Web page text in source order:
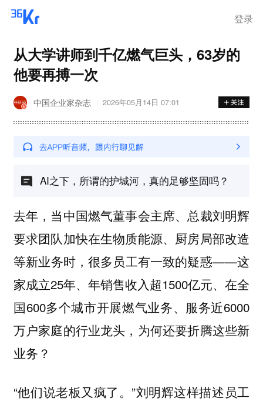
登录
从大学讲师到千亿燃气巨头，63岁的
他要再搏一次
中国企业家杂志 2026年05月14日 07:01
AI之下，所谓的护城河，真的足够坚固吗？
去年，当中国燃气董事会主席、总裁刘明辉
要求团队加快在生物质能源、厨房局部改造
等新业务时，很多员工有一致的疑惑——这
家成立25年、年销售收入超1500亿元、在全
国600多个城市开展燃气业务、服务近6000
万户家庭的行业龙头，为何还要折腾这些新
业务？
“他们说老板又疯了。”刘明辉这样描述员工